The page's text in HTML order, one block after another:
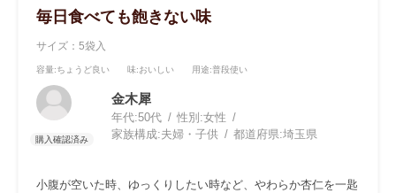
毎日食べても飽きない味
サイズ：5袋入
容量:ちょうど良い 味:おいしい 用途:普段使い
金木犀
年代:50代 性別:女性
家族構成:夫婦・子供 都道府県:埼玉県
小腹が空いた時、ゆっくりしたい時など、やわらか杏仁を一匙